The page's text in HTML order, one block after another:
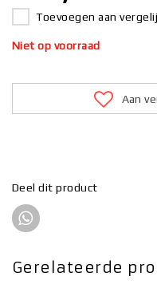
Toevoegen aan
Niet op voorraad
Aan
Deel dit product
Gerelateerde